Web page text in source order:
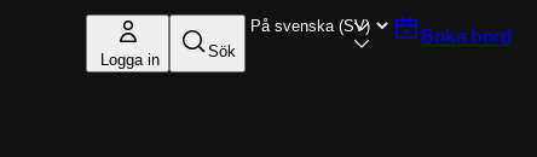
Logga in Sök
Boka bord